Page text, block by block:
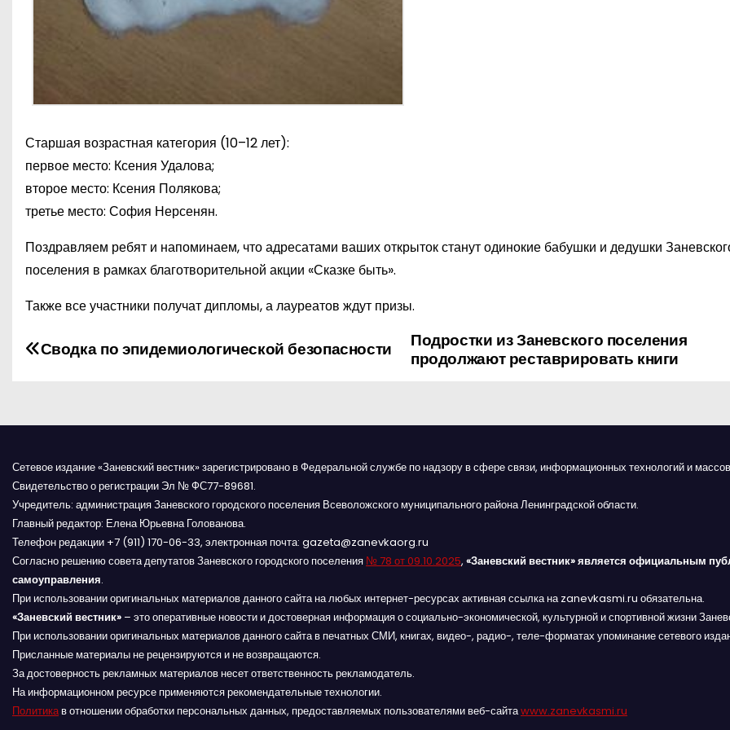
Старшая возрастная категория (10–12 лет):
первое место: Ксения Удалова;
второе место: Ксения Полякова;
третье место: София Нерсенян.
Поздравляем ребят и напоминаем, что адресатами ваших открыток станут одинокие бабушки и дедушки
поселения в рамках благотворительной акции «Сказке быть».
Также все участники получат дипломы, а лауреатов ждут призы.
Н
г
а
ц
и
я
п
о
з
Подростки из Заневского поселения
продолжают реставрировать книги
Сводка по эпидемиологической безопасности
Сетевое издание «Заневский вестник» зарегистрировано в Федеральной службе по надзору в сфере связи, информационных технологий и
Свидетельство о регистрации Эл № ФС77-89681.
Учредитель: администрация Заневского городского поселения Всеволожского муниципального района Ленинградской области.
Главный редактор: Елена Юрьевна Голованова.
Телефон редакции +7 (911) 170-06-33, электронная почта: gazeta@zanevkaorg.ru
Согласно решению совета депутатов Заневского городского поселения № 78 от 09.10.2025, «Заневский вестник» является официальным
самоуправления.
При использовании оригинальных материалов данного сайта на любых интернет-ресурсах активная ссылка на zanevkasmi.ru обязательна.
«Заневский вестник» – это оперативные новости и достоверная информация о социально-экономической, культурной и спортивной жизни
При использовании оригинальных материалов данного сайта в печатных СМИ, книгах, видео-, радио-, теле-форматах упоминание сетевого
Присланные материалы не рецензируются и не возвращаются.
За достоверность рекламных материалов несет ответственность рекламодатель.
На информационном ресурсе применяются рекомендательные технологии.
Политикав отношении обработки персональных данных, предоставляемых пользователями веб-сайтаwww.zanevkasmi.ru